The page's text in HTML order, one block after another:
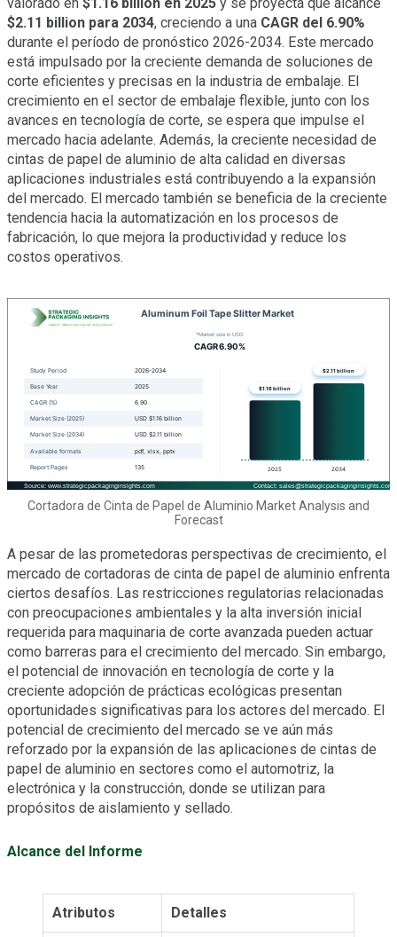
$2.11 billion para 2034, creciendo a una CAGR del 6.90%
durante el período de pronóstico 2026-2034. Este mercado
está impulsado por la creciente demanda de soluciones de
corte eficientes y precisas en la industria de embalaje. El
crecimiento en el sector de embalaje flexible, junto con los
avances en tecnología de corte, se espera que impulse el
mercado hacia adelante. Además, la creciente necesidad de
cintas de papel de aluminio de alta calidad en diversas
aplicaciones industriales está contribuyendo a la expansión
del mercado. El mercado también se beneficia de la creciente
tendencia hacia la automatización en los procesos de
fabricación, lo que mejora la productividad y reduce los
costos operativos.
Cortadora de Cinta de Papel de Aluminio Market Analysis and
Forecast
A pesar de las prometedoras perspectivas de crecimiento, el
mercado de cortadoras de cinta de papel de aluminio enfrenta
ciertos desafíos. Las restricciones regulatorias relacionadas
con preocupaciones ambientales y la alta inversión inicial
requerida para maquinaria de corte avanzada pueden actuar
como barreras para el crecimiento del mercado. Sin embargo,
el potencial de innovación en tecnología de corte y la
creciente adopción de prácticas ecológicas presentan
oportunidades significativas para los actores del mercado. El
potencial de crecimiento del mercado se ve aún más
reforzado por la expansión de las aplicaciones de cintas de
papel de aluminio en sectores como el automotriz, la
electrónica y la construcción, donde se utilizan para
propósitos de aislamiento y sellado.
Alcance del Informe
Atributos Detalles